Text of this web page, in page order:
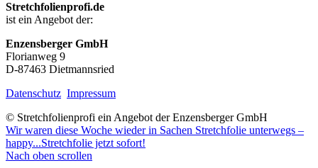
Stretchfolienprofi.de
ist ein Angebot der:
Enzensberger GmbH
Florianweg 9
D-87463 Dietmannsried
Datenschutz Impressum
© Stretchfolienprofi ein Angebot der Enzensberger GmbH
Wir waren diese Woche wieder in Sachen Stretchfolie unterwegs –
happy...Stretchfolie jetzt sofort!
Nach oben scrollen